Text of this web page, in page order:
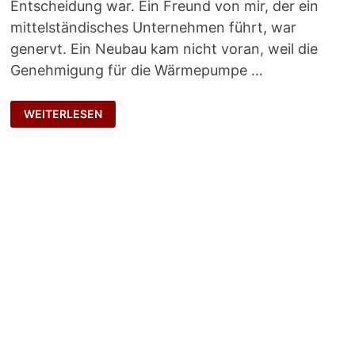
Entscheidung war. Ein Freund von mir, der ein
mittelständisches Unternehmen führt, war
genervt. Ein Neubau kam nicht voran, weil die
Genehmigung für die Wärmepumpe …
E-
MAIL
MIT
WEITERLESEN